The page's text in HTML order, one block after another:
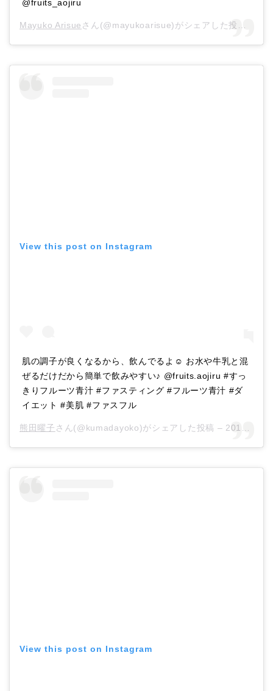
@fruits_aojiru
Mayuko Arisue さん(@mayukoarisue)がシェアした投稿 –
View this post on Instagram
肌の調子が良くなるから、飲んでるよ☺︎ お水や牛乳と混
ぜるだけだから簡単で飲みやすい♪ @fruits.aojiru #すっ
きりフルーツ青汁 #ファスティング #フルーツ青汁 #ダ
イエット #美肌 #ファスフル
熊田曜子 さん(@kumadayoko)がシェアした投稿 – 2017年 8月月28日午前3時13分PDT
View this post on Instagram